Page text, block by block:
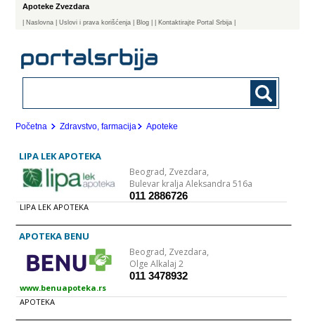
Apoteke Zvezdara
Naslovna | Uslovi i prava korišćenja Blog | Kontaktirajte Portal Srbija |
Početna Zdravstvo, farmacija Apoteke
LIPA LEK APOTEKA
Beograd, Zvezdara,
Bulevar kralja Aleksandra 516a
011 2886726
LIPA LEK APOTEKA
APOTEKA BENU
Beograd, Zvezdara,
Olge Alkalaj 2
011 3478932
www.benuapoteka.rs
APOTEKA